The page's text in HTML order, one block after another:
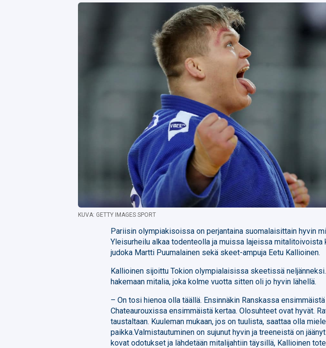
KUVA: GETTY IMAGES SPORT
Pariisin olympiakisoissa on perjantaina suomalaisittain hyvin
Yleisurheilu alkaa todenteolla ja muissa lajeissa mitalitoivoista
judoka Martti Puumalainen sekä skeet-ampuja Eetu Kallioinen.
Kallioinen sijoittu Tokion olympialaisissa skeetissä
hakemaan mitalia, joka kolme vuotta sitten oli jo hyvin lähellä.
– On tosi hienoa olla täällä. Ensinnäkin Ranskassa
Chateaurouxissa ensimmäistä kertaa. Olosuhteet ovat hyvät.
taustaltaan. Kuuleman mukaan, jos on tuulista, saattaa olla
paikka.Valmistautuminen on sujunut hyvin ja treeneistä on
kovat odotukset ja lähdetään mitalijahtiin täysillä, Kallioinen